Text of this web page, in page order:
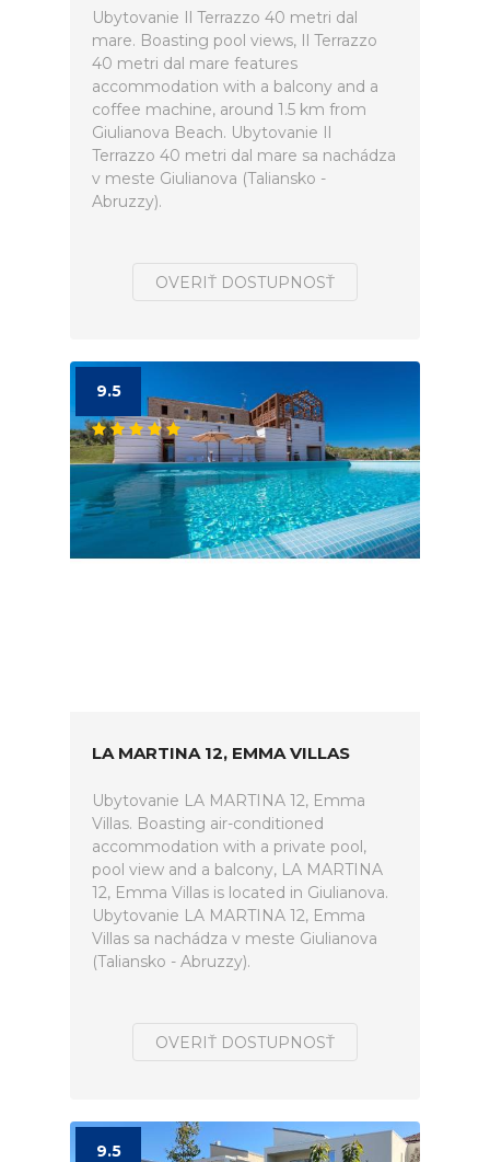
Ubytovanie Il Terrazzo 40 metri dal
mare. Boasting pool views, Il Terrazzo
40 metri dal mare features
accommodation with a balcony and a
coffee machine, around 1.5 km from
Giulianova Beach. Ubytovanie Il
Terrazzo 40 metri dal mare sa nachádza
v meste Giulianova (Taliansko -
Abruzzy).
OVERIŤ DOSTUPNOSŤ
9.5
LA MARTINA 12, EMMA VILLAS
Ubytovanie LA MARTINA 12, Emma
Villas. Boasting air-conditioned
accommodation with a private pool,
pool view and a balcony, LA MARTINA
12, Emma Villas is located in Giulianova.
Ubytovanie LA MARTINA 12, Emma
Villas sa nachádza v meste Giulianova
(Taliansko - Abruzzy).
OVERIŤ DOSTUPNOSŤ
9.5